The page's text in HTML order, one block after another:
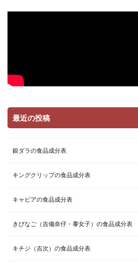
最近の投稿
銀ダラの食品成分表
キングクリップの食品成分表
キャビアの食品成分表
きびなご（吉備奈仔・黍女子）の食品成分表
キチジ（吉次）の食品成分表